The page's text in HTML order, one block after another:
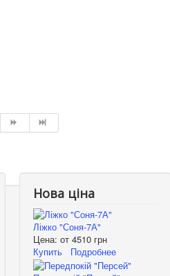
Нова ціна
Ліжко "Соня-7А"
Цена: от 4510 грн
Купить
Подробнее